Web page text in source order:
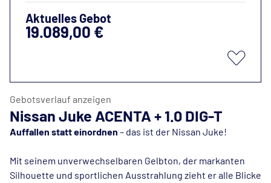
Aktuelles Gebot
19.089,00 €
Gebotsverlauf anzeigen
Nissan Juke ACENTA + 1.0 DIG-T
Auffallen statt einordnen – das ist der Nissan Juke!
Mit seinem unverwechselbaren Gelbton, der markanten
Silhouette und sportlichen Ausstrahlung zieht er alle Blicke